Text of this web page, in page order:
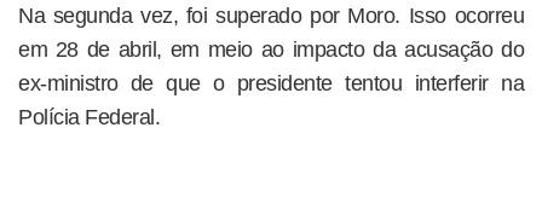
Na segunda vez, foi superado por Moro. Isso ocorreu
em 28 de abril, em meio ao impacto da acusação do
ex-ministro de que o presidente tentou interferir na
Polícia Federal.